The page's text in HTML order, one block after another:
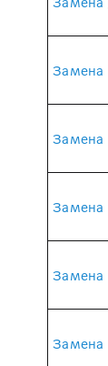
Замена
Замена
Замена
Замена